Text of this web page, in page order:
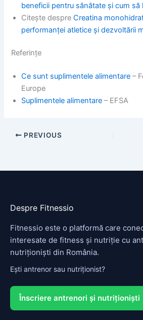
beneficii pentru sănătate și cum să
Citește despreCreatina
performanței atletice și dezvoltării
Referințe
Ce sunt suplimentele alimentare –
Europe
Suplimentele alimentare – EFSA
PREVIOUS
Despre Fitnessio
Fitnessio este o platformă care
interesate de fitness și nutriție cu
nutriționiști din România.
Ești antrenor sau nutriționist?
Înscriere antrenori și nutriționiști